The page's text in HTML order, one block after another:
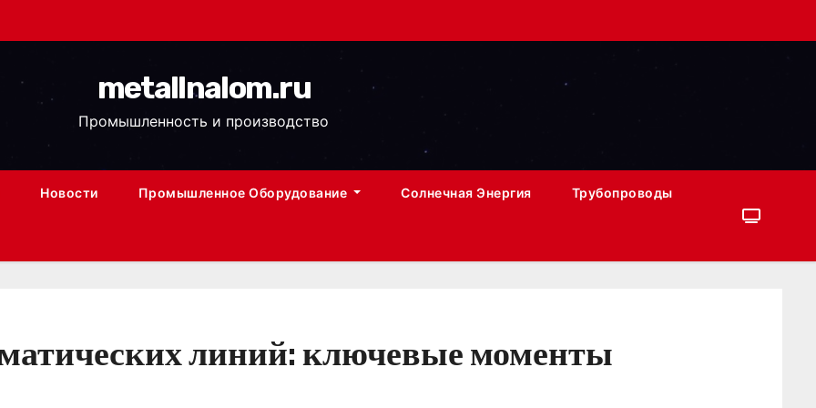
metallnalom.ru
Промышленность и производство
Новости Промышленное Оборудование Солнечная Энергия Трубопроводы
линий: ключевые моменты